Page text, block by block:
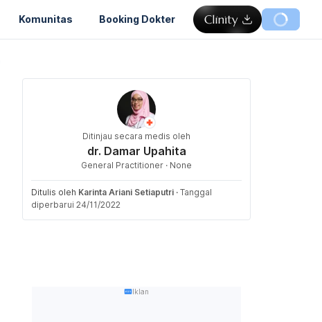
Komunitas Booking Dokter
Ditinjau secara medis oleh
dr. Damar Upahita
General Practitioner · None
Ditulis oleh Karinta Ariani Setiaputri · Tanggal
diperbarui 24/11/2022
Iklan